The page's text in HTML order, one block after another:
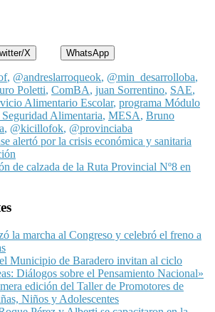
X WhatsApp
, @andreslarroqueok, @min_desarrolloba,
Poletti, ComBA, juan Sorrentino, SAE,
Alimentario Escolar, programa Módulo
Alimentaria, MESA, Bruno
, @kicillofok, @provinciaba
alertó por la crisis económica y sanitaria
de calzada de la Ruta Provincial Nº8 en
la marcha al Congreso y celebró el freno a
Municipio de Baradero invitan al ciclo
Diálogos sobre el Pensamiento Nacional»
edición del Taller de Promotores de
Niños y Adolescentes